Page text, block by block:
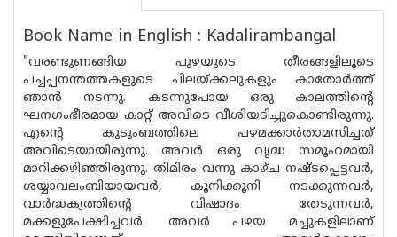
Book Name in English : Kadalirambangal
"വരണ്ടുണങ്ങിയ പുഴയുടെ തീരങ്ങളിലൂടെ
പച്ചപ്പനന്തത്തകളുടെ ചിലയ്ക്കലുകളും കാതോര്‍ത്ത്
ഞാ‌ന്‍ നടന്നു. കടന്നുപോയ ഒരു കാലത്തിന്റെ
ഘനഗംഭീരമായ കാറ്റ് അവിടെ വീശിയടിച്ചുകൊണ്ടിരുന്നു.
എന്റെ കുടുംബത്തിലെ പഴമക്കാര്‍താമസിച്ചത്
അവിടെയായിരുന്നു. അവര്‍ ഒരു വൃദ്ധ സമൂഹമായി
മാറിക്കഴിഞ്ഞിരുന്നു. തിമിരം വന്നു കാഴ്ച നഷ്ടപ്പെട്ടവര്‍,
ശയ്യാവലംബിയായവര്‍, കൂനിക്കൂനി നടക്കുന്നവര്‍,
വാര്‍ദ്ധക്യത്തിന്റെ വിഷാദം തേടുന്നവര്‍,
മക്കളുപേക്ഷിച്ചവര്‍. അവര്‍ പഴയ മച്ചുകളിലാണ്